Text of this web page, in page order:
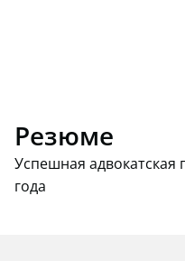
Резюме
Успешная адвокатская
года